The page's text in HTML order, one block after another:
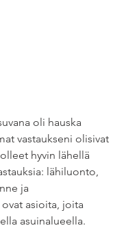
oli hauska
vastaukseni olisivat
hyvin lähellä
lähiluonto,
ja
asioita, joita
asuinalueella.